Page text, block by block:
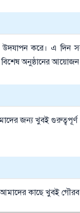
উদযাপন করে। এ দিন
অনুষ্ঠানের
জন্য খুবই
আমাদের কাছে খুবই